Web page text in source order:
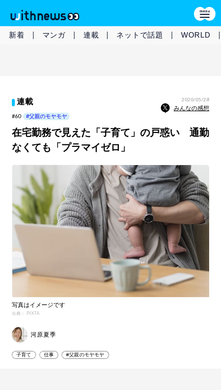
新着 マンガ 連載 ネットで話題 WORLD
連載 2020/05/28
みんなの感想
#60 #父親のモヤモヤ
在宅勤務で見えた「子育て」の戸惑い 通勤
なくても「プラマイゼロ」
写真はイメージです
出典： PIXTA
河原夏季
子育て 仕事 #父親のモヤモヤ